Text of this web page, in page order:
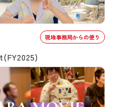
現地事務局からの便り